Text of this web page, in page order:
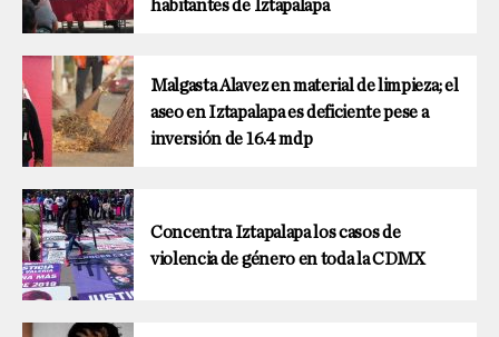
habitantes de Iztapalapa
Malgasta Alavez en material de limpieza; el
aseo en Iztapalapa es deficiente pese a
inversión de 16.4 mdp
Concentra Iztapalapa los casos de
violencia de género en toda la CDMX